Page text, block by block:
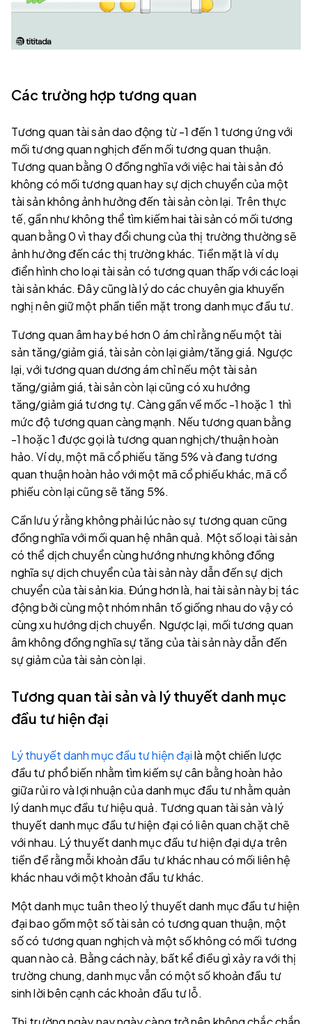
Các trường hợp tương quan
Tương quan tài sản dao động từ -1 đến 1 tương ứng với
mối tương quan nghịch đến mối tương quan thuận.
Tương quan bằng 0 đồng nghĩa với việc hai tài sản đó
không có mối tương quan hay sự dịch chuyển của một
tài sản không ảnh hưởng đến tài sản còn lại. Trên thực
tế, gần như không thể tìm kiếm hai tài sản có mối tương
quan bằng 0 vì thay đổi chung của thị trường thường sẽ
ảnh hưởng đến các thị trường khác. Tiền mặt là ví dụ
điển hình cho loại tài sản có tương quan thấp với các loại
tài sản khác. Đây cũng là lý do các chuyên gia khuyến
nghị nên giữ một phần tiền mặt trong danh mục đầu tư.
Tương quan âm hay bé hơn 0 ám chỉ rằng nếu một tài
sản tăng/giảm giá, tài sản còn lại giảm/tăng giá. Ngược
lại, với tương quan dương ám chỉ nếu một tài sản
tăng/giảm giá, tài sản còn lại cũng có xu hướng
tăng/giảm giá tương tự. Càng gần về mốc -1 hoặc 1 thì
mức độ tương quan càng mạnh. Nếu tương quan bằng
-1 hoặc 1 được gọi là tương quan nghịch/thuận hoàn
hảo. Ví dụ, một mã cổ phiếu tăng 5% và đang tương
quan thuận hoàn hảo với một mã cổ phiếu khác, mã cổ
phiếu còn lại cũng sẽ tăng 5%.
Cần lưu ý rằng không phải lúc nào sự tương quan cũng
đồng nghĩa với mối quan hệ nhân quả. Một số loại tài sản
có thể dịch chuyển cùng hướng nhưng không đồng
nghĩa sự dịch chuyển của tài sản này dẫn đến sự dịch
chuyển của tài sản kia. Đúng hơn là, hai tài sản này bị tác
động bởi cùng một nhóm nhân tố giống nhau do vậy có
cùng xu hướng dịch chuyển. Ngược lại, mối tương quan
âm không đồng nghĩa sự tăng của tài sản này dẫn đến
sự giảm của tài sản còn lại.
Tương quan tài sản và lý thuyết danh mục
đầu tư hiện đại
Lý thuyết danh mục đầu tư hiện đạilà một chiến lược
đầu tư phổ biến nhằm tìm kiếm sự cân bằng hoàn hảo
giữa rủi ro và lợi nhuận của danh mục đầu tư nhằm quản
lý danh mục đầu tư hiệu quả. Tương quan tài sản và lý
thuyết danh mục đầu tư hiện đại có liên quan chặt chẽ
với nhau. Lý thuyết danh mục đầu tư hiện đại dựa trên
tiền đề rằng mỗi khoản đầu tư khác nhau có mối liên hệ
khác nhau với một khoản đầu tư khác.
Một danh mục tuân theo lý thuyết danh mục đầu tư hiện
đại bao gồm một số tài sản có tương quan thuận, một
số có tương quan nghịch và một số không có mối tương
quan nào cả. Bằng cách này, bất kể điều gì xảy ra với thị
trường chung, danh mục vẫn có một số khoản đầu tư
sinh lời bên cạnh các khoản đầu tư lỗ.